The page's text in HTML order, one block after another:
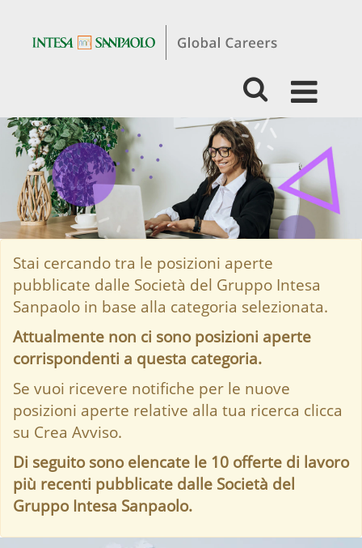
Students
Graduates
Business
Private
Banking
Stai cercando tra le posizioni aperte
pubblicate dalle Società del Gruppo Intesa
Sanpaolo in base alla categoria selezionata.
Attualmente non ci sono posizioni aperte
corrispondenti a questa categoria.
Se vuoi ricevere notifiche per le nuove
posizioni aperte relative alla tua ricerca clicca
su Crea Avviso.
Di seguito sono elencate le 10 offerte di lavoro
più recenti pubblicate dalle Società del
Gruppo Intesa Sanpaolo.